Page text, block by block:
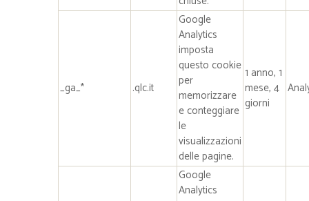
_ga_* .qlc.it
Google
Analytics
imposta
questo cookie
per
memorizzare
e conteggiare
le
visualizzazioni
delle pagine.
1 anno, 1
mese, 4
giorni
Google
Analytics